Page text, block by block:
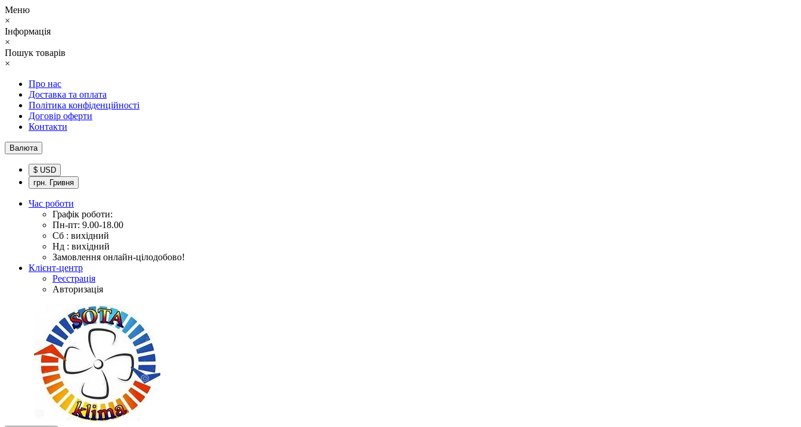
Меню
×
Інформація
×
Пошук товарів
×
Про нас
Доставка та оплата
Політика конфіденційності
Договір оферти
Контакти
Валюта
$ USD
грн. Гривня
Час роботи
Графік роботи:
Пн-пт: 9.00-18.00
Сб : вихідний
Нд : вихідний
Замовлення онлайн-цілодобово!
Клієнт-центр
Реєстрація
Авторизація